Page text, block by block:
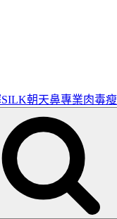
朝天鼻專業肉毒